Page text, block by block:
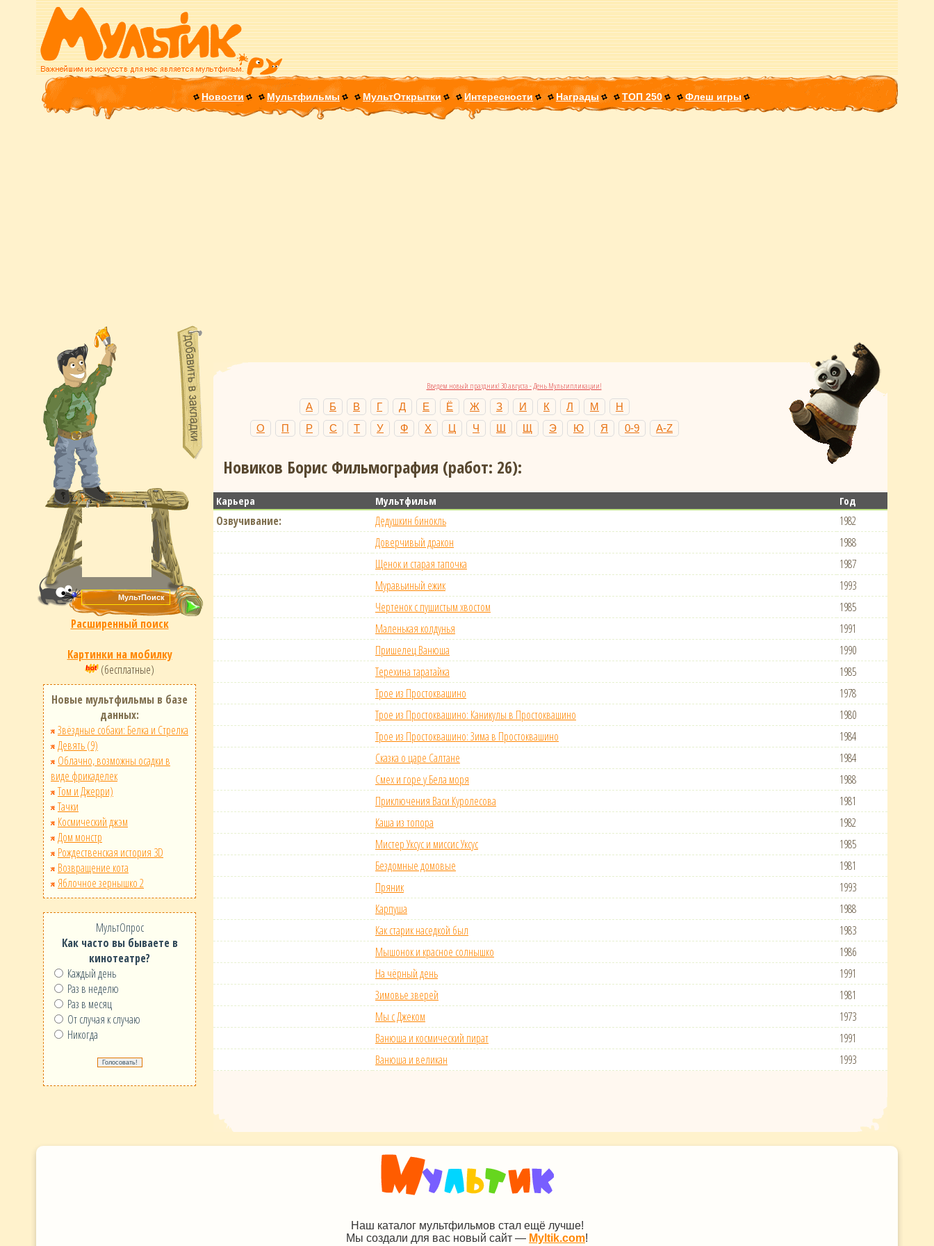
Новости Мультфильмы МультОткрытки Интересности Награды ТОП 250 Флеш игры
Расширенный поиск
Картинки на мобилку
(бесплатные)
Новые мультфильмы в базе
данных:
Звёздные собаки: Белка и Стрелка
Девять (9)
Облачно, возможны осадки в
виде фрикаделек
Том и Джерри)
Тачки
Космический джэм
Дом монстр
Рождественская история 3D
Возвращение кота
Яблочное зернышко 2
МультОпрос
Как часто вы бываете в
кинотеатре?
Каждый день
Раз в неделю
Раз в месяц
От случая к случаю
Никогда
Введем новый праздник! 30 августа - День Мультипликации!
А Б В Г Д Е Ё Ж З И К Л М
Н
О
П Р С Т У Ф Х Ц Ч Ш Щ Э Ю Я 0-9 A-Z
Новиков Борис Фильмография (работ: 26):
Карьера Мультфильм Год
Озвучивание: Дедушкин бинокль
1982
Доверчивый дракон
1988
Щенок и старая тапочка
1987
Муравьиный ежик
1993
Чертенок с пушистым хвостом
1985
Маленькая колдунья
1991
Пришелец Ванюша
1990
Терехина таратайка
1985
Трое из Простоквашино
1978
Трое из Простоквашино: Каникулы в Простоквашино
1980
Трое из Простоквашино: Зима в Простоквашино
1984
Сказка о царе Салтане
1984
Смех и горе у Бела моря
1988
Приключения Васи Куролесова
1981
Каша из топора
1982
Мистер Уксус и миссис Уксус
1985
Бездомные домовые
1981
Пряник
1993
Карпуша
1988
Как старик наседкой был
1983
Мышонок и красное солнышко
1986
На чёрный день
1991
Зимовье зверей
1981
Мы с Джеком
1973
Ванюша и космический пират
1991
Ванюша и великан
1993
Наш каталог мультфильмов стал ещё лучше!
Мы создали для вас новый сайт — Myltik.com!